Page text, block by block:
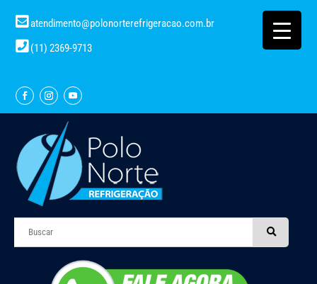
atendimento@polonorterefrigeracao.com.br
(11) 2369-9713